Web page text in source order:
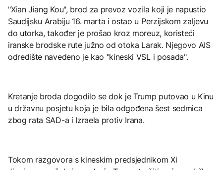
"Xian Jiang Kou", brod za prevoz vozila koji je napustio
Saudijsku Arabiju 16. marta i ostao u Perzijskom zaljevu
do utorka, također je prošao kroz moreuz, koristeći
iranske brodske rute južno od otoka Larak. Njegovo AIS
odredište navedeno je kao "kineski VSL i posada".
Kretanje broda dogodilo se dok je Trump putovao u Kinu
u državnu posjetu koja je bila odgođena šest sedmica
zbog rata SAD-a i Izraela protiv Irana.
Tokom razgovora s kineskim predsjednikom Xi